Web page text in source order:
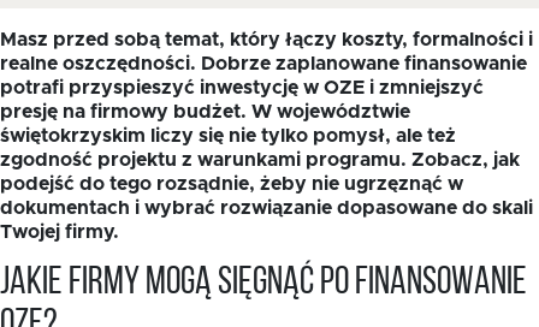
Kontakt
EN
Masz przed sobą temat, który łączy koszty, formalności i
realne oszczędności. Dobrze zaplanowane finansowanie
potrafi przyspieszyć inwestycję w OZE i zmniejszyć
presję na firmowy budżet. W województwie
świętokrzyskim liczy się nie tylko pomysł, ale też
zgodność projektu z warunkami programu. Zobacz, jak
podejść do tego rozsądnie, żeby nie ugrzęznąć w
dokumentach i wybrać rozwiązanie dopasowane do skali
Twojej firmy.
Jakie firmy mogą sięgnąć po finansowanie